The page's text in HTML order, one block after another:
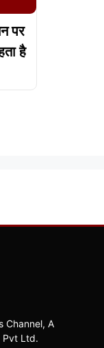
पर
है
Channel, A
Pvt Ltd.